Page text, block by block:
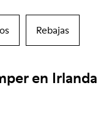
Rebajas
en Irlanda